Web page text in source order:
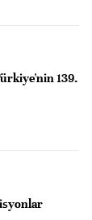
139.